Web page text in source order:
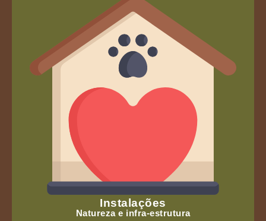
Instalações
Natureza e infra-estrutura